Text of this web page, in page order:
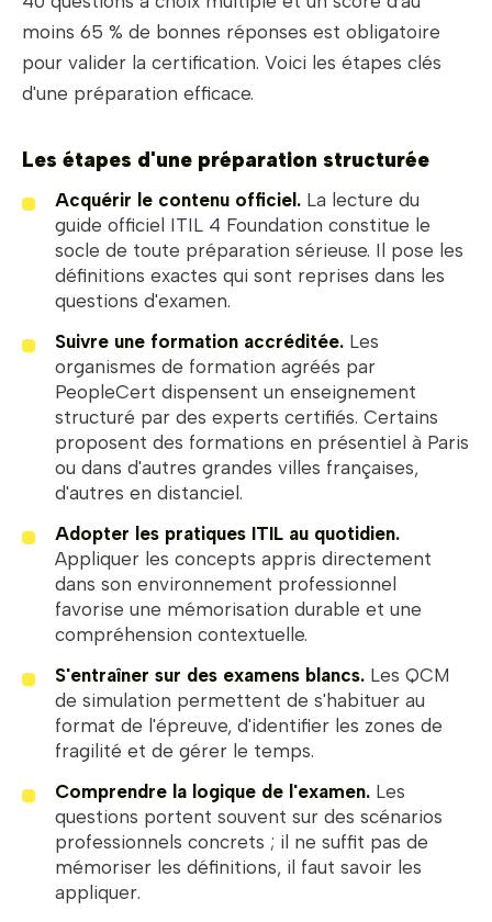
moins 65 % de bonnes réponses est obligatoire
pour valider la certification. Voici les étapes clés
d'une préparation efficace.
Les étapes d'une préparation structurée
Acquérir le contenu officiel. La lecture du
guide officiel ITIL 4 Foundation constitue le
socle de toute préparation sérieuse. Il pose les
définitions exactes qui sont reprises dans les
questions d'examen.
Suivre une formation accréditée. Les
organismes de formation agréés par
PeopleCert dispensent un enseignement
structuré par des experts certifiés. Certains
proposent des formations en présentiel à Paris
ou dans d'autres grandes villes françaises,
d'autres en distanciel.
Adopter les pratiques ITIL au quotidien.
Appliquer les concepts appris directement
dans son environnement professionnel
favorise une mémorisation durable et une
compréhension contextuelle.
S'entraîner sur des examens blancs. Les QCM
de simulation permettent de s'habituer au
format de l'épreuve, d'identifier les zones de
fragilité et de gérer le temps.
Comprendre la logique de l'examen. Les
questions portent souvent sur des scénarios
professionnels concrets ; il ne suffit pas de
mémoriser les définitions, il faut savoir les
appliquer.